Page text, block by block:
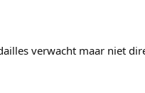
verwacht maar niet